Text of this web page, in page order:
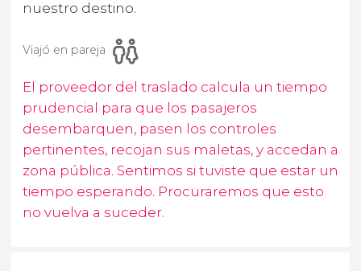
nuestro destino.
Viajó en pareja
El proveedor del traslado calcula un tiempo
prudencial para que los pasajeros
desembarquen, pasen los controles
pertinentes, recojan sus maletas, y accedan a
zona pública. Sentimos si tuviste que estar un
tiempo esperando. Procuraremos que esto
no vuelva a suceder.